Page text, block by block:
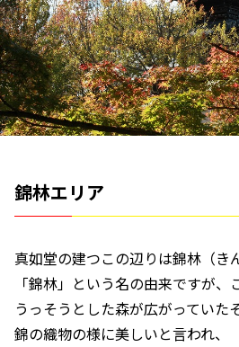
錦林エリア
真如堂の建つこの辺りは錦林（き
「錦林」という名の由来ですが
うっそうとした森が広がっていた
錦の織物の様に美しいと言われ、